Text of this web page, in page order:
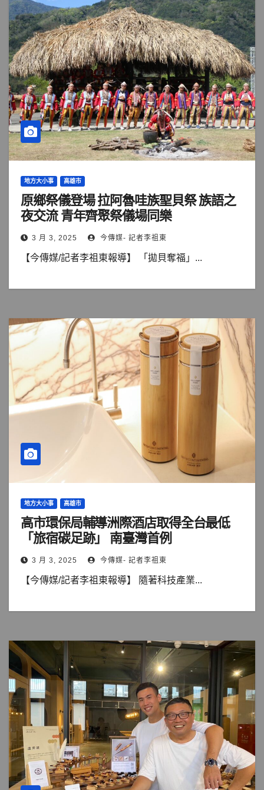
地方大小事 高雄市
原鄉祭儀登場 拉阿魯哇族聖貝祭 族語之
夜交流 青年齊聚祭儀場同樂
3 月 3, 2025 今傳媒- 記者李祖東
【今傳媒/記者李祖東報導】 「拋貝奪福」...
地方大小事 高雄市
高市環保局輔導洲際酒店取得全台最低
「旅宿碳足跡」 南臺灣首例
3 月 3, 2025 今傳媒- 記者李祖東
【今傳媒/記者李祖東報導】 隨著科技產業...